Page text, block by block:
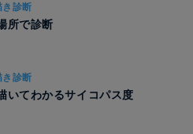
き診断
所で診断
き診断
いてわかるサイコパス度